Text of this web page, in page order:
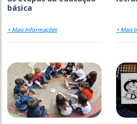
básica
+ Mais Informações + Mais